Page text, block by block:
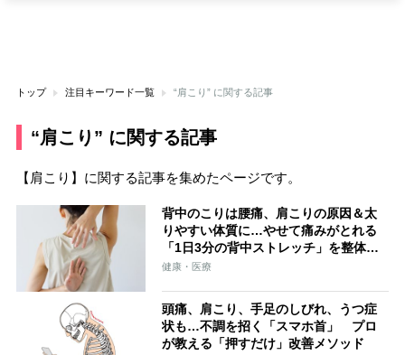
トップ 注目キーワード一覧 “肩こり” に関する記事
“肩こり” に関する記事
【肩こり】に関する記事を集めたページです。
背中のこりは腰痛、肩こりの原因＆太
りやすい体質に…やせて痛みがとれる
「1日3分の背中ストレッチ」を整体師
が伝授
健康・医療
頭痛、肩こり、手足のしびれ、うつ症
状も…不調を招く「スマホ首」 プロ
が教える「押すだけ」改善メソッド